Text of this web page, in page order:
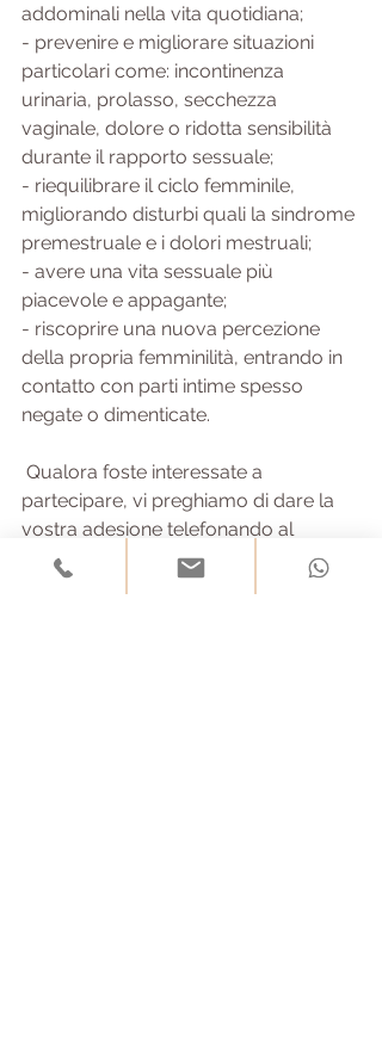
addominali nella vita quotidiana;
- prevenire e migliorare situazioni
particolari come: incontinenza
urinaria, prolasso, secchezza
vaginale, dolore o ridotta sensibilità
durante il rapporto sessuale;
- riequilibrare il ciclo femminile,
migliorando disturbi quali la sindrome
premestruale e i dolori mestruali;
- avere una vita sessuale più
piacevole e appagante;
- riscoprire una nuova percezione
della propria femminilità, entrando in
contatto con parti intime spesso
negate o dimenticate.
Qualora foste interessate a
partecipare, vi preghiamo di dare la
vostra adesione telefonando al
numero:
333 7449 229